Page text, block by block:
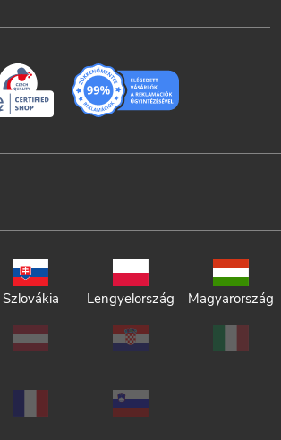
Szlovákia Lengyelország Magyarország